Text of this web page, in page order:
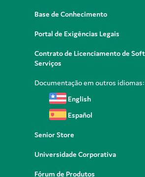
Base de Conhecimento
Portal de Exigências Legais
Contrato de Licenciamento de
Serviços
Documentação em outros idiomas:
English
Español
Senior Store
Universidade Corporativa
Fórum de Produtos